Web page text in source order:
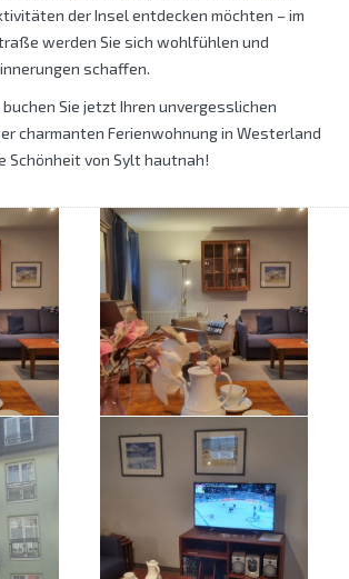
der Insel entdecken möchten – im
werden Sie sich wohlfühlen und
schaffen.
buchen Sie jetzt Ihren unvergesslichen
charmanten Ferienwohnung in Westerland
Schönheit von Sylt hautnah!